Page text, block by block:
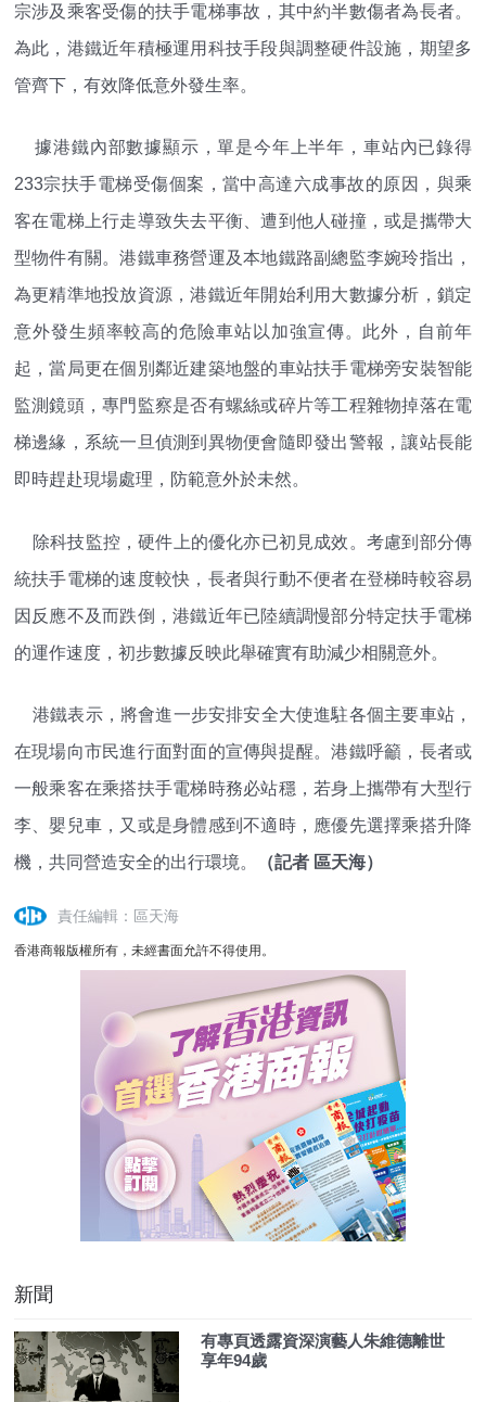
宗涉及乘客受傷的扶手電梯事故，其中約半數傷者為長者。
為此，港鐵近年積極運用科技手段與調整硬件設施，期望多
管齊下，有效降低意外發生率。
據港鐵內部數據顯示，單是今年上半年，車站內已錄得
233宗扶手電梯受傷個案，當中高達六成事故的原因，與乘
客在電梯上行走導致失去平衡、遭到他人碰撞，或是攜帶大
型物件有關。港鐵車務營運及本地鐵路副總監李婉玲指出，
為更精準地投放資源，港鐵近年開始利用大數據分析，鎖定
意外發生頻率較高的危險車站以加強宣傳。此外，自前年
起，當局更在個別鄰近建築地盤的車站扶手電梯旁安裝智能
監測鏡頭，專門監察是否有螺絲或碎片等工程雜物掉落在電
梯邊緣，系統一旦偵測到異物便會隨即發出警報，讓站長能
即時趕赴現場處理，防範意外於未然。
除科技監控，硬件上的優化亦已初見成效。考慮到部分傳
統扶手電梯的速度較快，長者與行動不便者在登梯時較容易
因反應不及而跌倒，港鐵近年已陸續調慢部分特定扶手電梯
的運作速度，初步數據反映此舉確實有助減少相關意外。
港鐵表示，將會進一步安排安全大使進駐各個主要車站，
在現場向市民進行面對面的宣傳與提醒。港鐵呼籲，長者或
一般乘客在乘搭扶手電梯時務必站穩，若身上攜帶有大型行
李、嬰兒車，又或是身體感到不適時，應優先選擇乘搭升降
機，共同營造安全的出行環境。
（記者 區天海）
責任編輯：區天海
香港商報版權所有，未經書面允許不得使用。
新聞
有專頁透露資深演藝人朱維德離世
享年94歲